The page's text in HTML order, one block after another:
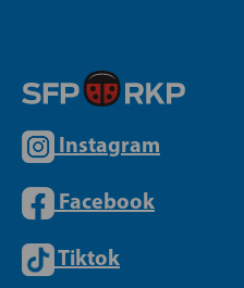
Instagram
Facebook
Tiktok